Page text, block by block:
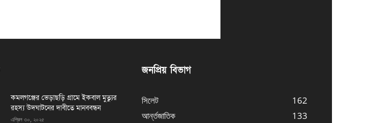
কমলগঞ্জের ভেড়াছড়ি গ্রামে ইকবাল মুত্যুর
রহস্য উদঘাটনের দাবীতে মানববন্ধন
এপ্রিল ৩০, ২০২৫
জনপ্রিয় বিভাগ
সিলেট
162
আর্ন্তজাতিক
133